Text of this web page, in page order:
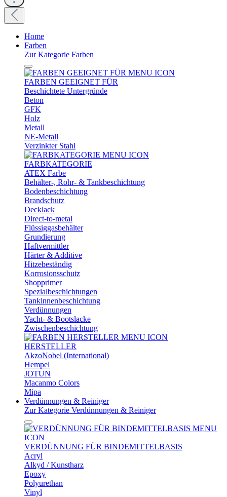
Home
Farben
Zur Kategorie Farben
FARBEN GEEIGNET FÜR
Beschichtete Untergründe
Beton
GFK
Holz
Metall
NE-Metall
Verzinkter Stahl
FARBKATEGORIE
ATEX Farbe
Behälter-, Rohr- & Tankbeschichtung
Bodenbeschichtung
Brandschutz
Decklack
Direct-to-metal
Flüssiggasbehälter
Grundierung
Haftvermittler
Härter & Additive
Hitzebeständig
Korrosionsschutz
Shopprimer
Spezialbeschichtungen
Tankinnenbeschichtung
Verdünnungen
Yacht- & Bootslacke
Zwischenbeschichtung
HERSTELLER
AkzoNobel (International)
Hempel
JOTUN
Macanmo Colors
Mipa
Verdünnungen & Reiniger
Zur Kategorie Verdünnungen & Reiniger
VERDÜNNUNG FÜR BINDEMITTELBASIS
Acryl
Alkyd / Kunstharz
Epoxy
Polyurethan
Vinyl